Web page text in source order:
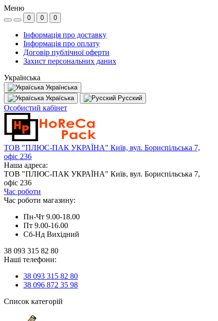
Меню
0 0 0
Інформація про доставку
Інформація про оплату
Договір публічної оферти
Захист персональних даних
Українська
Українська
Україська
Русский
Особистий кабінет
ТОВ "ПЛЮС-ПАК УКРАЇНА" Київ, вул. Бориспільська 7,
офіс 236
Наша адреса:
ТОВ "ПЛЮС-ПАК УКРАЇНА" Київ, вул. Бориспільська 7,
офіс 236
Час роботи
Час роботи магазину:
Пн-Чт 9.00-18.00
Пт 9.00-16.00
Сб-Нд Вихідний
38 093 315 82 80
Наші телефони:
38 093 315 82 80
38 096 872 35 98
Список категорій